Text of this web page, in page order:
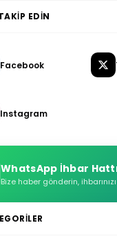
EDIN
Facebook
Instagram
WhatsApp İhbar
Bize haber gönderin,